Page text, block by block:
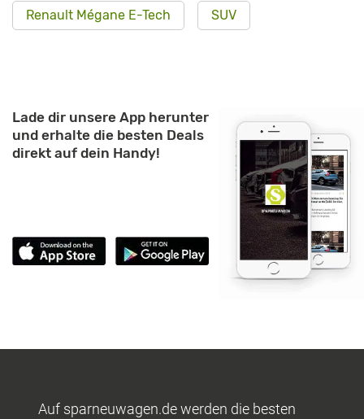
Renault Mégane E-Tech SUV
Lade dir unsere App herunter
und erhalte die besten Deals
direkt auf dein Handy!
Auf sparneuwagen.de werden die besten